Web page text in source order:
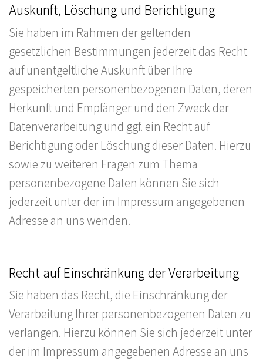
Auskunft, Löschung und Berichtigung
Sie haben im Rahmen der geltenden
gesetzlichen Bestimmungen jederzeit das Recht
auf unentgeltliche Auskunft über Ihre
gespeicherten personenbezogenen Daten, deren
Herkunft und Empfänger und den Zweck der
Datenverarbeitung und ggf. ein Recht auf
Berichtigung oder Löschung dieser Daten. Hierzu
sowie zu weiteren Fragen zum Thema
personenbezogene Daten können Sie sich
jederzeit unter der im Impressum angegebenen
Adresse an uns wenden.
Recht auf Einschränkung der Verarbeitung
Sie haben das Recht, die Einschränkung der
Verarbeitung Ihrer personenbezogenen Daten zu
verlangen. Hierzu können Sie sich jederzeit unter
der im Impressum angegebenen Adresse an uns